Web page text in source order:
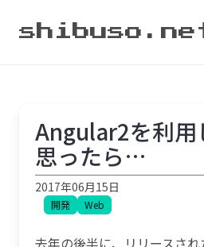
Angular2を利用
思ったら…
2017年06月15日
開発 Web
去年の後半に、リリースさ